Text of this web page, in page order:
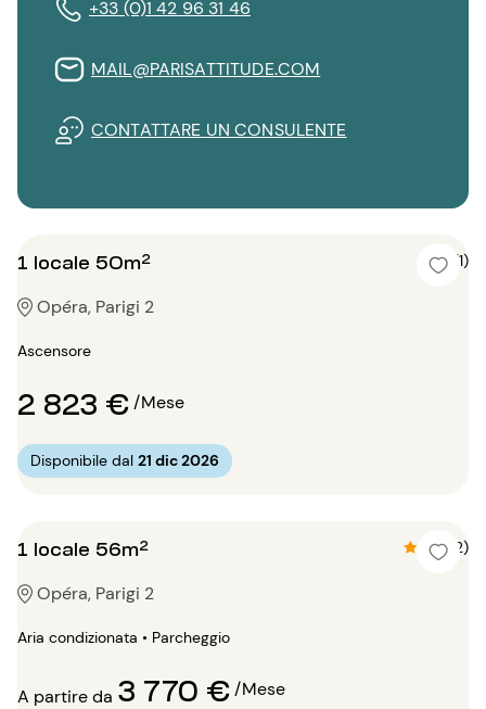
+33 (0)1 42 96 31 46
MAIL@PARISATTITUDE.COM
CONTATTARE UN CONSULENTE
1 locale 50m² 5 (1)
Opéra, Parigi 2
Ascensore
2 823 €/Mese
Disponibile dal 21 dic 2026
1 locale 56m² 4.5 (2)
Opéra, Parigi 2
Aria condizionata • Parcheggio
A partire da 3 770 €/Mese